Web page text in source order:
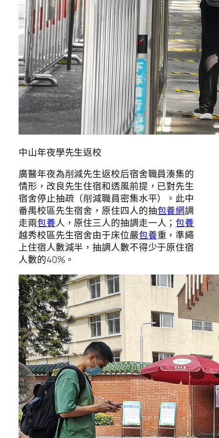
中山年夜學先生返校
廣醫年夜為削減先生返校后宿舍職員湊集的
情形，改良先生住宿和透風前提，已對先生
宿舍停止抽疏（削減職員密集水平）。此中
番禺校區先生宿舍，原住四人的抽包養網調
走兩包養人，原住三人的抽調走一人；包養
越秀校區先生宿舍由于床位嚴包養重，準繩
上住宿人數減半，抽調人數不得少于原住宿
人數的40%。